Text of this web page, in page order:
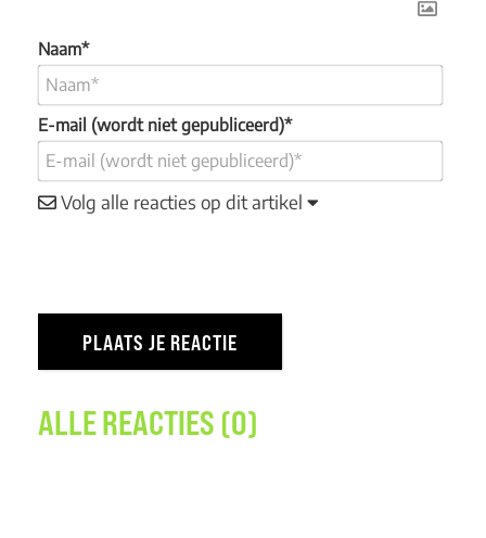
Naam*
E-mail (wordt niet gepubliceerd)*
Volg alle reacties op dit artikel
ALLE REACTIES (0)